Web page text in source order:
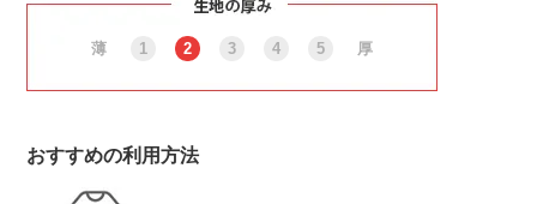
薄 1 2 3 4 5 厚
おすすめの利用方法